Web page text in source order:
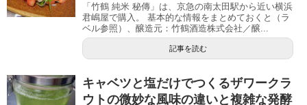
「竹鶴 純米 秘傳」は、京急の南太田駅から近い横浜
君嶋屋で購入。 基本的な情報をまとめておくと（ラ
ベル参照）、醸造元：竹鶴酒造株式会社／醸...
記事を読む
キャベツと塩だけでつくるザワークラ
ウトの微妙な風味の違いと複雑な発酵